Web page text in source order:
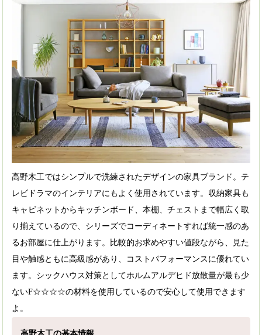
高野木工ではシンプルで洗練されたデザインの家具ブランド。テ
レビドラマのインテリアにもよく使用されています。収納家具も
キャビネットからキッチンボード、本棚、チェストまで幅広く取
り揃えているので、シリーズでコーディネートすれば統一感のあ
るお部屋に仕上がります。比較的お求めやすい値段ながら、見た
目や触感ともに高級感があり、コストパフォーマンスに優れてい
ます。シックハウス対策としてホルムアルデヒド放散量が最も少
ないF☆☆☆☆の材料を使用しているので安心して使用できます
よ。